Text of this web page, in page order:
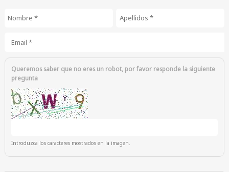
Queremos saber que no eres un robot, por favor responde la siguiente
pregunta
Introduzca los caracteres mostrados en la imagen.